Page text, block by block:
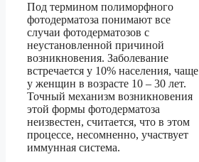
Под термином полиморфного
фотодерматоза понимают все
случаи фотодерматозов с
неустановленной причиной
возникновения. Заболевание
встречается у 10% населения, чаще
у женщин в возрасте 10 – 30 лет.
Точный механизм возникновения
этой формы фотодерматоза
неизвестен, считается, что в этом
процессе, несомненно, участвует
иммунная система.